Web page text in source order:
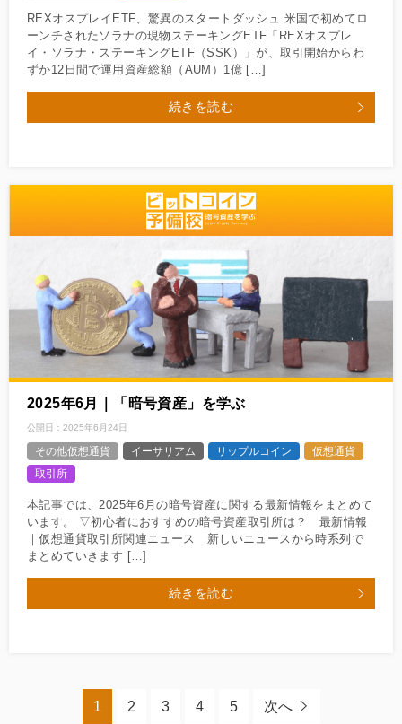
REXオスプレイETF、驚異のスタートダッシュ 米国で初めてロ
ーンチされたソラナの現物ステーキングETF「REXオスプレ
イ・ソラナ・ステーキングETF（SSK）」が、取引開始からわ
ずか12日間で運用資産総額（AUM）1億 […]
続きを読む
2025年6月｜「暗号資産」を学ぶ
公開日： 2025年6月24日
その他仮想通貨 イーサリアム リップルコイン
仮想通貨
取引所
本記事では、2025年6月の暗号資産に関する最新情報をまとめて
います。 ▽初心者におすすめの暗号資産取引所は？ 最新情報
｜仮想通貨取引所関連ニュース 新しいニュースから時系列で
まとめていきます […]
続きを読む
1 2 3 4 5 次へ